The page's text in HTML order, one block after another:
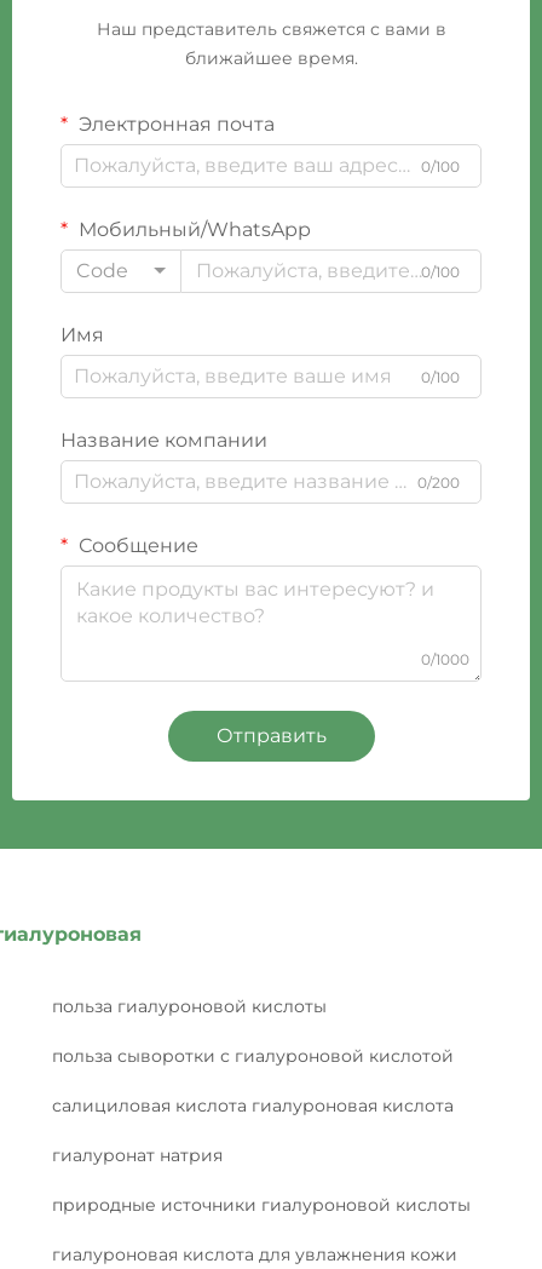
Наш представитель свяжется с вами в
ближайшее время.
Электронная почта
0/100
Мобильный/WhatsApp
Code
0/100
Имя
0/100
Название компании
0/200
Сообщение
0/1000
Отправить
польза гиалуроновой кислоты
польза сыворотки с гиалуроновой кислотой
салициловая кислота гиалуроновая кислота
гиалуронат натрия
природные источники гиалуроновой кислоты
гиалуроновая кислота для увлажнения кожи